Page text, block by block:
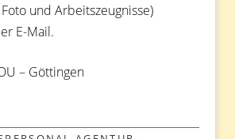
und Arbeitszeugnisse)
E-Mail.
– Göttingen